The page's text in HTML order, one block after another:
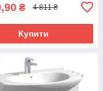
₴ 4 811 ₴
Купити